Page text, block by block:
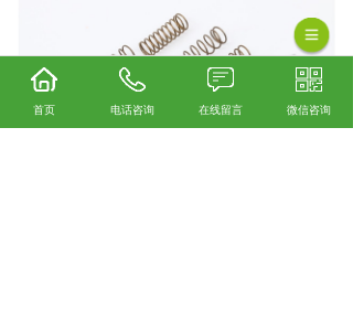
首页 电话咨询 在线留言 微信咨询